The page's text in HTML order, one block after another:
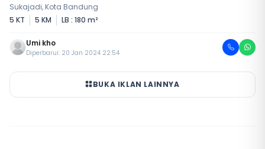
Sukajadi, Kota Bandung
5 KT
5 KM LB : 180 m²
Umi kho
Diperbarui: 20 Jan 2024 22:54
BUKA IKLAN LAINNYA